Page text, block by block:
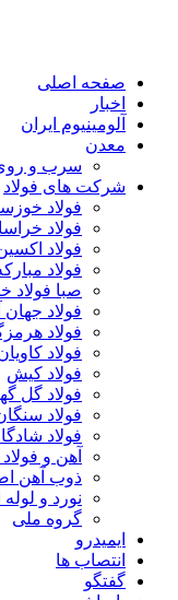
صفحه اصلی
اخبار
آلومینیوم ایران
معدن
سرب و روی
شرکت های فولاد
فولاد
فولاد
فولاد
فولاد
صبا فولاد
فولاد جهان
فولاد
فولاد
فولاد کیش
فولاد گل
فولاد
فولاد
آهن و
ذوب آهن
نورد و لوله
گروه ملی
ایمیدرو
انتصاب ها
گفتگو